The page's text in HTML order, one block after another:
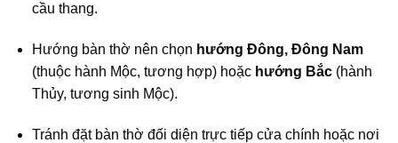
cầu thang.
Hướng bàn thờ nên chọn hướng Đông, Đông Nam
(thuộc hành Mộc, tương hợp) hoặc hướng Bắc(hành
Thủy, tương sinh Mộc).
Tránh đặt bàn thờ đối diện trực tiếp cửa chính hoặc nơi